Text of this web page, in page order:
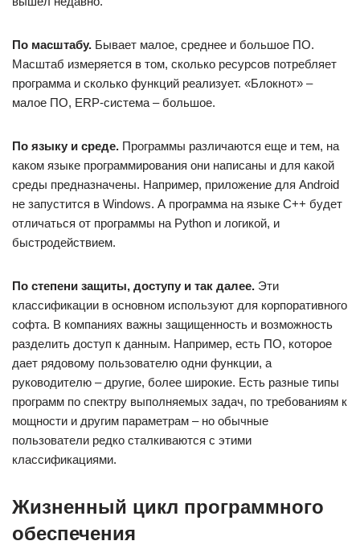
По масштабу. Бывает малое, среднее и большое ПО.
Масштаб измеряется в том, сколько ресурсов потребляет
программа и сколько функций реализует. «Блокнот» –
малое ПО, ERP-система – большое.
По языку и среде. Программы различаются еще и тем, на
каком языке программирования они написаны и для какой
среды предназначены. Например, приложение для Android
не запустится в Windows. А программа на языке C++ будет
отличаться от программы на Python и логикой, и
быстродействием.
По степени защиты, доступу и так далее. Эти
классификации в основном используют для корпоративного
софта. В компаниях важны защищенность и возможность
разделить доступ к данным. Например, есть ПО, которое
дает рядовому пользователю одни функции, а
руководителю – другие, более широкие. Есть разные типы
программ по спектру выполняемых задач, по требованиям к
мощности и другим параметрам – но обычные
пользователи редко сталкиваются с этими
классификациями.
Жизненный цикл программного
обеспечения